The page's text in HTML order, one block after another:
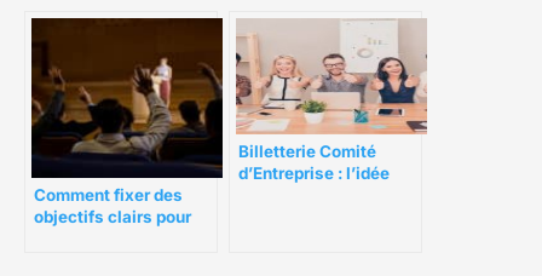
Comment fixer des
objectifs clairs pour
Billetterie Comité
d’Entreprise : l’idée